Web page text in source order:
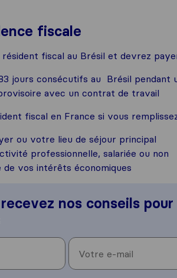
fiscale
fiscal au Brésil et devrez
jours consécutifs au Brésil pendant
avec un contrat de travail
fiscal en France si vous
ou votre lieu de séjour principal
professionnelle, salariée ou non
vos intérêts économiques
nos conseils